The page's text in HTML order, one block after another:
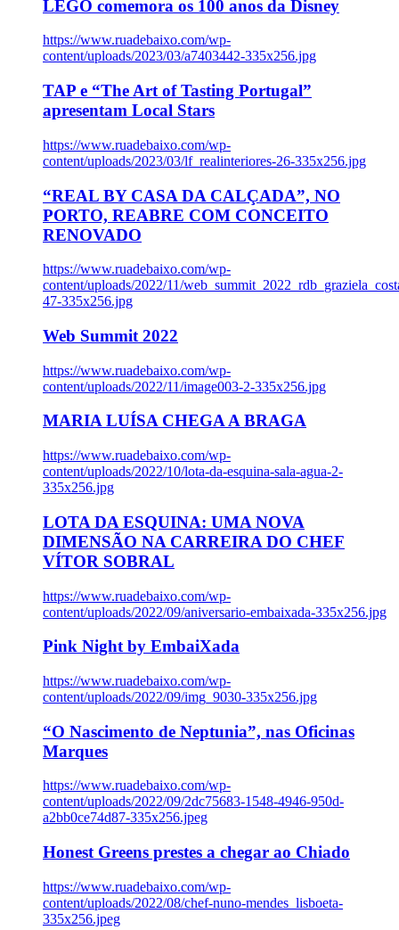
LEGO comemora os 100 anos da Disney
https://www.ruadebaixo.com/wp-
content/uploads/2023/03/a7403442-335x256.jpg
TAP e “The Art of Tasting Portugal”
apresentam Local Stars
https://www.ruadebaixo.com/wp-
content/uploads/2023/03/lf_realinteriores-26-335x256.jpg
“REAL BY CASA DA CALÇADA”, NO
PORTO, REABRE COM CONCEITO
RENOVADO
https://www.ruadebaixo.com/wp-
content/uploads/2022/11/
47-335x256.jpg
Web Summit 2022
https://www.ruadebaixo.com/wp-
content/uploads/2022/11/image003-2-335x256.jpg
MARIA LUÍSA CHEGA A BRAGA
https://www.ruadebaixo.com/wp-
content/uploads/2022/10/lota-da-esquina-sala-agua-2-
335x256.jpg
LOTA DA ESQUINA: UMA NOVA
DIMENSÃO NA CARREIRA DO CHEF
VÍTOR SOBRAL
https://www.ruadebaixo.com/wp-
content/uploads/2022/09/aniversario-embaixada-335x256.jpg
Pink Night by EmbaiXada
https://www.ruadebaixo.com/wp-
content/uploads/2022/09/img_9030-335x256.jpg
“O Nascimento de Neptunia”, nas Oficinas
Marques
https://www.ruadebaixo.com/wp-
content/uploads/2022/09/2dc75683-1548-4946-950d-
a2bb0ce74d87-335x256.jpeg
Honest Greens prestes a chegar ao Chiado
https://www.ruadebaixo.com/wp-
content/uploads/2022/08/chef-nuno-mendes_lisboeta-
335x256.jpeg